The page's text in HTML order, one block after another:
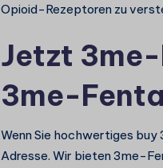
Opioid-Rezeptoren zu
Jetzt
3me-
Wenn Sie hochwertiges buy
Adresse. Wir bieten 3me-